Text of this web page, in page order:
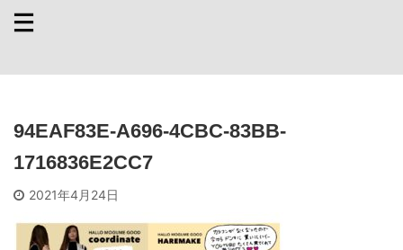
94EAF83E-A696-4CBC-83BB-
1716836E2CC7
2021年4月24日